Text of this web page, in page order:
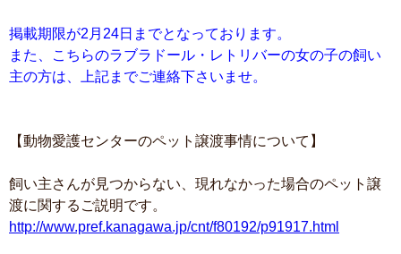
掲載期限が2月24日までとなっております。
また、こちらのラブラドール・レトリバーの女の子の飼い
主の方は、上記までご連絡下さいませ。
【動物愛護センターのペット譲渡事情について】
飼い主さんが見つからない、現れなかった場合のペット譲
渡に関するご説明です。
http://www.pref.kanagawa.jp/cnt/f80192/p91917.html